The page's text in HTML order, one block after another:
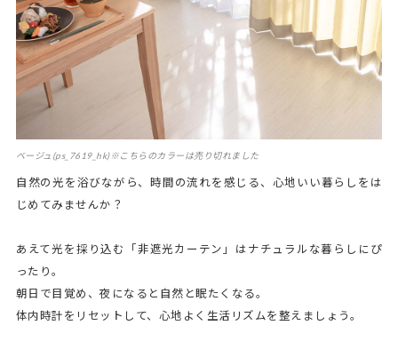
ベージュ(ps_7619_hk)※こちらのカラーは売り切れました
自然の光を浴びながら、時間の流れを感じる、心地いい暮らしをは
じめてみませんか？
あえて光を採り込む「非遮光カーテン」はナチュラルな暮らしにぴ
ったり。
朝日で目覚め、夜になると自然と眠たくなる。
体内時計をリセットして、心地よく生活リズムを整えましょう。